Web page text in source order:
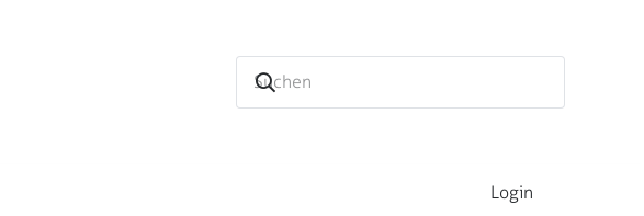
Login